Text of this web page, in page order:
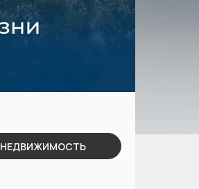
НЕДВИЖИМОСТЬ